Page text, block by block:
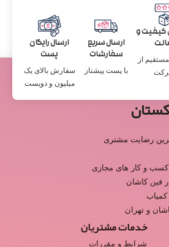
کیفیت و
از
ارسال سریع
سفارشات
با پست پیشتاز
ارسال رایگان
پست
سفارش بالای یک
میلیون و دویست
رضایت مشتری
کسب و کار های مجازی
فین کاشان
و تهران
خدمات مشتریان
شرایط و مقررات